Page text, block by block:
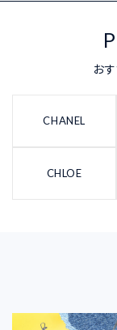
お
CHANEL
CHLOE